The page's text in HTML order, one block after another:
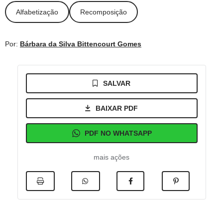
Alfabetização Recomposição
Por: Bárbara da Silva Bittencourt Gomes
SALVAR
BAIXAR PDF
PDF NO WHATSAPP
mais ações